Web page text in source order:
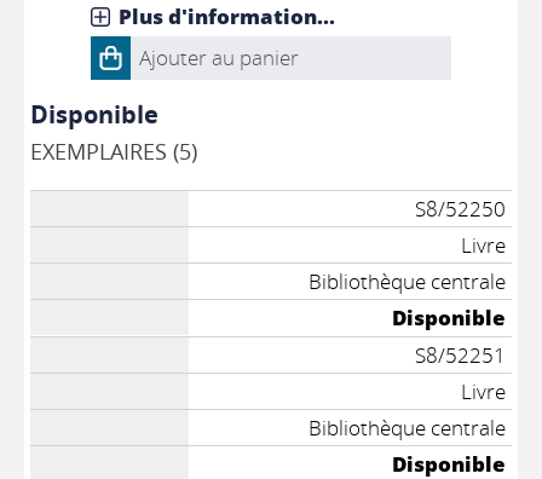
Plus d'information...
Ajouter au panier
Disponible
EXEMPLAIRES (5)
S8/52250
Livre
Bibliothèque centrale
Disponible
S8/52251
Livre
Bibliothèque centrale
Disponible